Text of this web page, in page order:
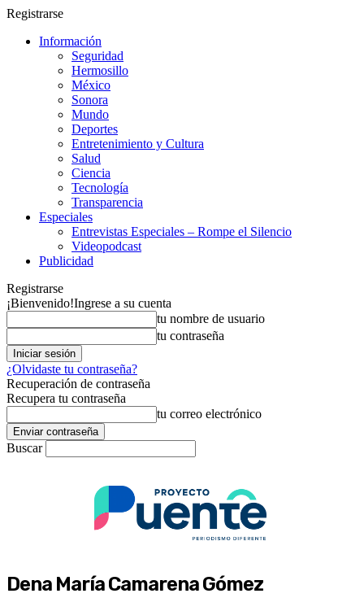
Registrarse
Información
Seguridad
Hermosillo
México
Sonora
Mundo
Deportes
Entretenimiento y Cultura
Salud
Ciencia
Tecnología
Transparencia
Especiales
Entrevistas Especiales – Rompe el Silencio
Videopodcast
Publicidad
Registrarse
¡Bienvenido!Ingrese a su cuenta
tu nombre de usuario
tu contraseña
¿Olvidaste tu contraseña?
Recuperación de contraseña
Recupera tu contraseña
tu correo electrónico
Buscar
Dena María Camarena Gómez